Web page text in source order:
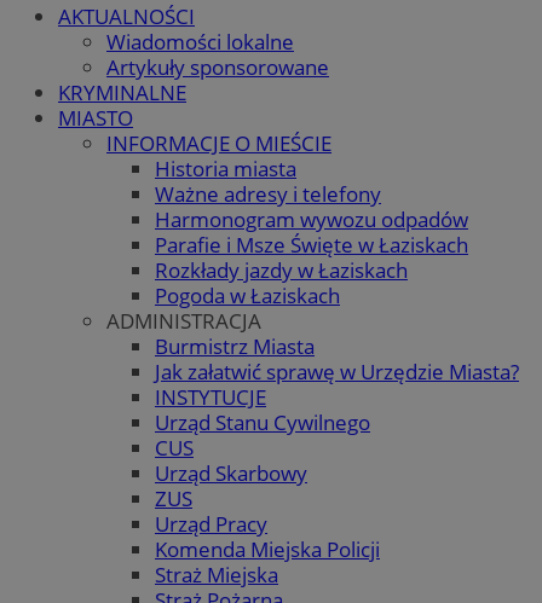
AKTUALNOŚCI
Wiadomości lokalne
Artykuły sponsorowane
KRYMINALNE
MIASTO
INFORMACJE O MIEŚCIE
Historia miasta
Ważne adresy i telefony
Harmonogram wywozu odpadów
Parafie i Msze Święte w Łaziskach
Rozkłady jazdy w Łaziskach
Pogoda w Łaziskach
ADMINISTRACJA
Burmistrz Miasta
Jak załatwić sprawę w Urzędzie Miasta?
INSTYTUCJE
Urząd Stanu Cywilnego
CUS
Urząd Skarbowy
ZUS
Urząd Pracy
Komenda Miejska Policji
Straż Miejska